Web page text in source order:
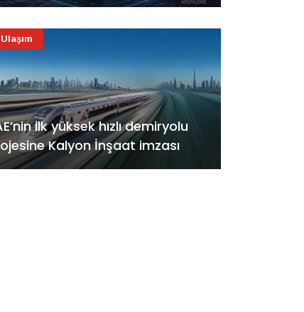
ilk yüksek hızlı demiryolu
Kalyon İnşaat imzası
Ulaşım